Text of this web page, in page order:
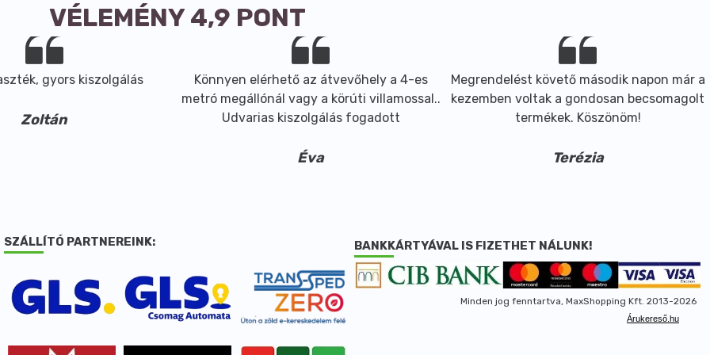
VÉLEMÉNY 4,9 PONT
gyors kiszolgálás
Zoltán
Könnyen elérhető az átvevőhely a 4-es
metró megállónál vagy a körúti villamossal..
Udvarias kiszolgálás fogadott
Éva
Megrendelést követő második napon már a
kezemben voltak a gondosan becsomagolt
termékek. Köszönöm!
Terézia
SZÁLLÍTÓ PARTNEREINK: BANKKÁRTYÁVAL IS FIZETHET NÁLUNK!
Minden jog fenntartva, MaxShopping Kft. 2013-2026
Árukereső.hu